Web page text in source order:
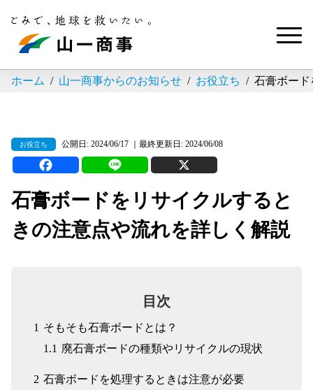
ホーム 山一商事からのお知らせ お役立ち 石膏ボー
お役立ち 公開日: 2024/06/17 ｜最終更新日: 2024/06/08
石膏ボードをリサイクルすると
きの注意点や流れを詳しく解説
目次
1 そもそも石膏ボードとは？
1.1 廃石膏ボードの種類やリサイクルの現状
2 石膏ボードを処理するときは注意が必要